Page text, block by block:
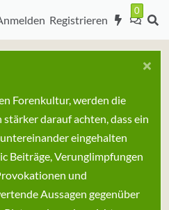
Registrieren
Forenkultur, werden die
darauf achten, dass ein
eingehalten
Beiträge, Verunglimpfungen
und
Aussagen gegenüber